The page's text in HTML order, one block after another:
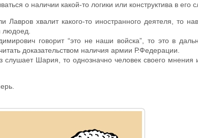
о наличии какой-то логики или конструктива в его
Лавров хвалит какого-то иностранного деятеля, то
людоед.
говорит “это не наши войска”, то это в
доказательством наличия армии Р.Федерации.
слушает Шария, то однозначно человек своего мнения